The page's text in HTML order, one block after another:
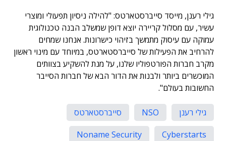
גילי רענן, מייסד סייברסטארטס: "להילה ניסיון תפעולי ומוצרי
עשיר, עם מסלול קריירה יוצא דופן שמשלב הבנה טכנולוגית
עמוקה עם עיסוק מתמשך בזיהוי כישרונות. אנחנו שמחים
להרחיב את הפעילות של סייברסטארטס, במיוחד עם מינוי ראשון
מקרב חברות הפורטפוליו שלנו, על מנת להשקיע בצוותים
המוכשרים ביותר ולבנות את הדור הבא של חברות הסייבר
החשובות בעולם".
גילי רענן NSO
סייברסטארטס
Cyberstarts
Noname Security